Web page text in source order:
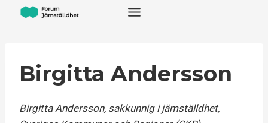
Birgitta Andersson
Birgitta Andersson, sakkunnig i jämställdhet,